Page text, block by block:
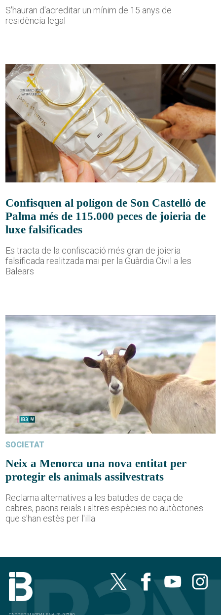
S'hauran d'acreditar un mínim de 15 anys de
residència legal
Confisquen al polígon de Son Castelló de
Palma més de 115.000 peces de joieria de
luxe falsificades
Es tracta de la confiscació més gran de joieria
falsificada realitzada mai per la Guàrdia Civil a les
Balears
SOCIETAT
Neix a Menorca una nova entitat per
protegir els animals assilvestrats
Reclama alternatives a les batudes de caça de
cabres, paons reials i altres espècies no autòctones
que s'han estès per l'illa